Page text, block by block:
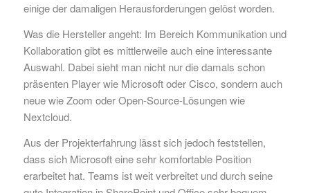
einige der damaligen Herausforderungen gelöst worden.
Was die Hersteller angeht: Im Bereich Kommunikation und
Kollaboration gibt es mittlerweile auch eine interessante
Auswahl. Dabei sieht man nicht nur die damals schon
präsenten Player wie Microsoft oder Cisco, sondern auch
neue wie Zoom oder Open-Source-Lösungen wie
Nextcloud.
Aus der Projekterfahrung lässt sich jedoch feststellen,
dass sich Microsoft eine sehr komfortable Position
erarbeitet hat. Teams ist weit verbreitet und durch seine